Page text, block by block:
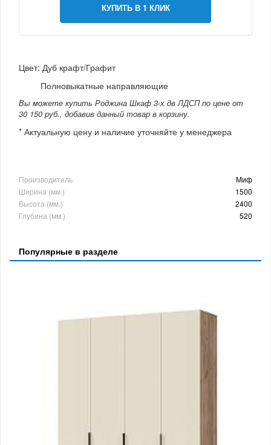
КУПИТЬ В 1 КЛИК
Цвет: Дуб крафт/Графит
Полновыкатные направляющие
Вы можете купить Роджина Шкаф 3-х дв ЛДСП по цене от
30 150 руб., добавив данный товар в корзину.
* Актуальную цену и наличие уточняйте у менеджера
Производитель
Миф
Ширина (мм.)
1500
Высота (мм.)
2400
Глубина (мм.)
520
Популярные в разделе